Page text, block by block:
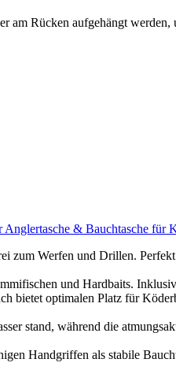
am Rücken aufgehängt
& Bauchtasche für
Werfen und Drillen. Perfekt
und Hardbaits.
optimalen Platz für
stand, während die
Handgriffen als stabile